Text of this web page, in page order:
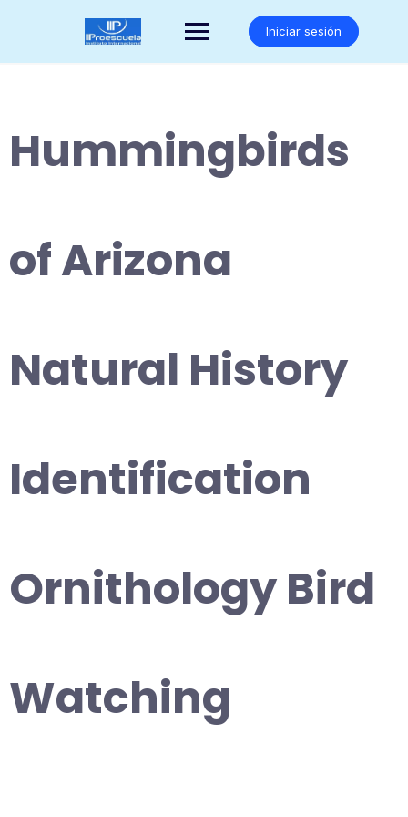
Iniciar sesión
Hummingbirds
of Arizona
Natural History
Identification
Ornithology Bird
Watching